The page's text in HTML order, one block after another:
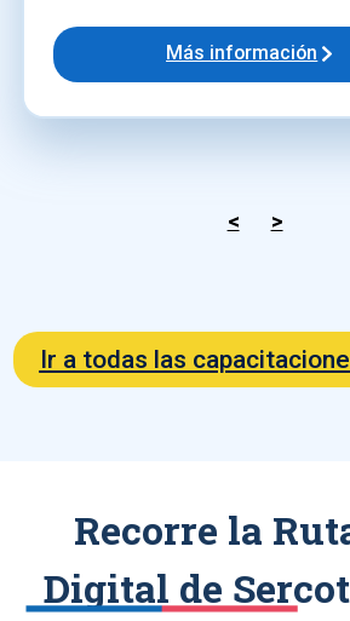
Más información
< >
Ir a todas las
Recorre la
Digital de